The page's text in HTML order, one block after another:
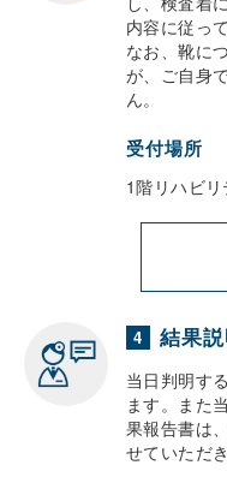
内容に従っ
なお、靴に
が、ご自身
ん。
受付場所
1階リハビ
4 結果
当日判明す
ます。また
果報告書は
せていただき